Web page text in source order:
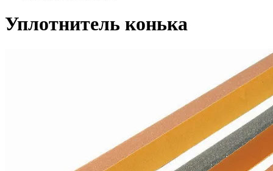
Уплотнитель конька